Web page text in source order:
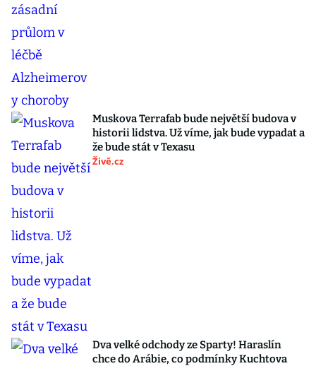
Muskova Terrafab bude největší budova v
historii lidstva. Už víme, jak bude vypadat a
že bude stát v Texasu
Živě.cz
Dva velké odchody ze Sparty! Haraslín
chce do Arábie, co podmínky Kuchtova